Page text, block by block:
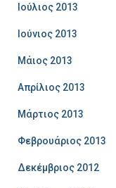
Ιούλιος 2013
Ιούνιος 2013
Μάιος 2013
Απρίλιος 2013
Μάρτιος 2013
Φεβρουάριος 2013
Δεκέμβριος 2012